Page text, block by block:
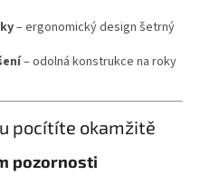
– ergonomický design šetrný
– odolná konstrukce na roky
pocítíte okamžitě
pozornosti